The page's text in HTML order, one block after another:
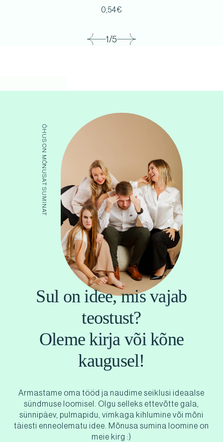
1/5
0,54€
ÕHUS ON MÕNUSAT SUMINAT
Sul on idee, mis vajab
teostust?
Oleme kirja või kõne
kaugusel!
Armastame oma tööd ja naudime seiklusi ideaalse
sündmuse loomisel. Olgu selleks ettevõtte gala,
sünnipäev, pulmapidu, vimkaga kihlumine või mõni
täiesti enneolematu idee. Mõnusa sumina loomine on
meie kirg :)